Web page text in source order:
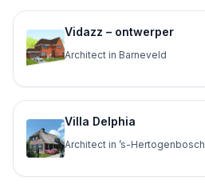
Vidazz – ontwerper
Architect in Barneveld
Villa Delphia
Architect in ’s-Hertogenbosch